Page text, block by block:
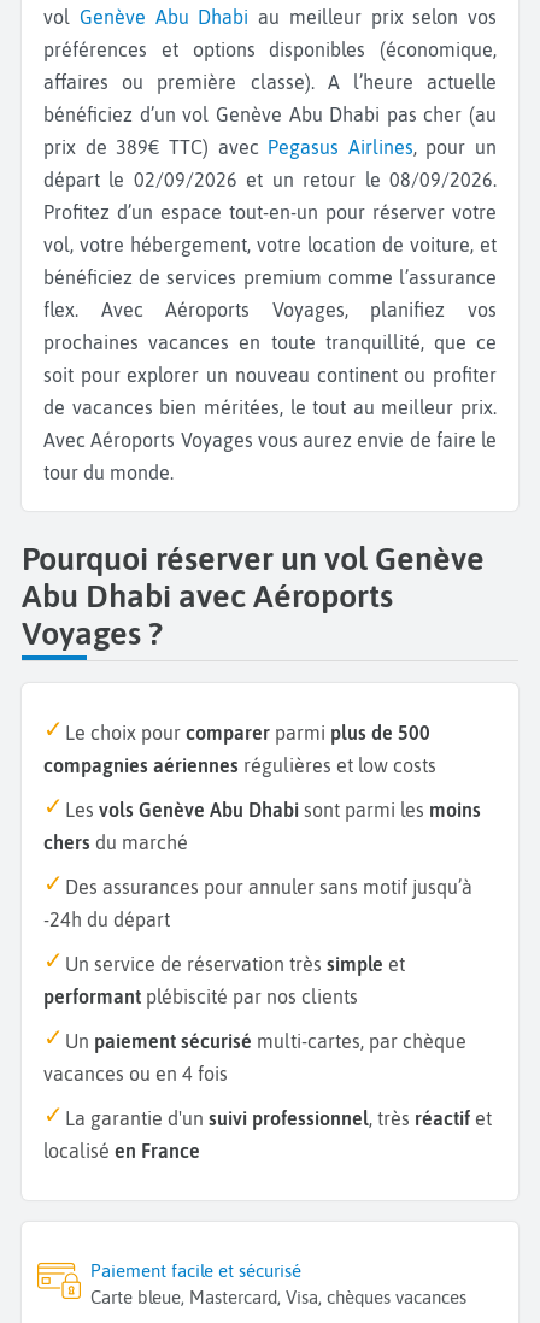
vol Genève Abu Dhabi au meilleur prix selon vos
préférences et options disponibles (économique,
affaires ou première classe). A l’heure actuelle
bénéficiez d’un vol Genève Abu Dhabi pas cher (au
prix de 389€ TTC) avec Pegasus Airlines, pour un
départ le 02/09/2026 et un retour le 08/09/2026.
Profitez d’un espace tout-en-un pour réserver votre
vol, votre hébergement, votre location de voiture, et
bénéficiez de services premium comme l’assurance
flex. Avec Aéroports Voyages, planifiez vos
prochaines vacances en toute tranquillité, que ce
soit pour explorer un nouveau continent ou profiter
de vacances bien méritées, le tout au meilleur prix.
Avec Aéroports Voyages vous aurez envie de faire le
tour du monde.
Pourquoi réserver un vol Genève
Abu Dhabi avec Aéroports
Voyages ?
Le choix pour comparer parmi plus de 500
compagnies aériennes régulières et low costs
Les vols Genève Abu Dhabi sont parmi les moins
chers du marché
Des assurances pour annuler sans motif jusqu’à
-24h du départ
Un service de réservation très simple et
performant plébiscité par nos clients
Un paiement sécurisé multi-cartes, par chèque
vacances ou en 4 fois
La garantie d'un suivi professionnel, très réactif et
localisé en France
Paiement facile et sécurisé
Carte bleue, Mastercard, Visa, chèques vacances